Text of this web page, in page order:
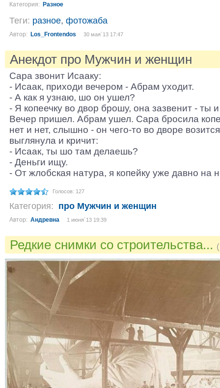
Категория: Разное
Теги: разное, фотожаба
Автор: Los_Frontendos 30 мая´13 17:47
Анекдот про Мужчин и женщин
Сара звонит Исааку:
- Исаак, приходи вечером - Абрам уходит.
- А как я узнаю, шо он ушел?
- Я копеечку во двор брошу, она зазвенит - ты
Вечер пришел. Абрам ушел. Сара бросила
нет и нет, слышно - он чего-то во дворе
выглянула и кричит:
- Исаак, ты шо там делаешь?
- Деньги ищу.
- От жлобская натура, я копейку уже давно на
Голосов: 127
Категория: про Мужчин и женщин
Автор: Андревна 1 июня´13 19:39
Редкие снимки со строительства...